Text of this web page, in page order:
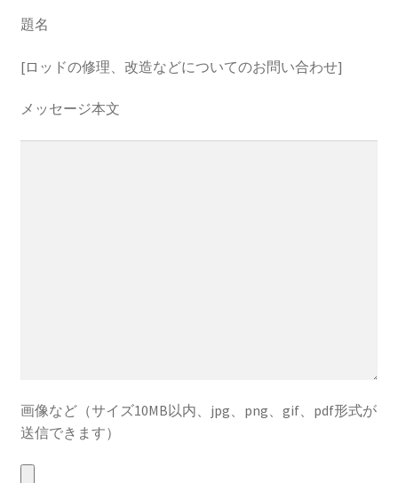
題名
[ロッドの修理、改造などについてのお問い合わせ]
メッセージ本文
画像など（サイズ10MB以内、jpg、png、gif、pdf形式が
送信できます）